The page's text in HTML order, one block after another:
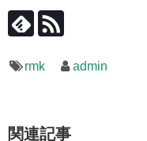
rmk admin
関連記事